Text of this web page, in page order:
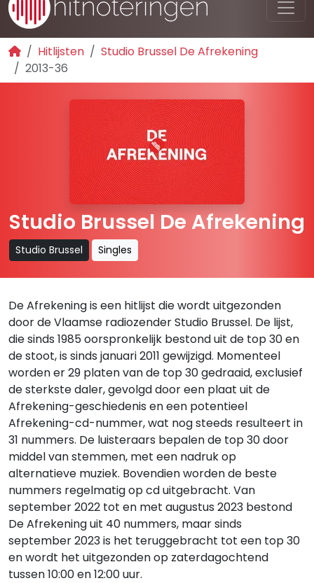
Hitlijsten
Studio Brussel De Afrekening
2013-36
Studio Brussel De Afrekening
Studio Brussel Singles
De Afrekening is een hitlijst die wordt uitgezonden
door de Vlaamse radiozender Studio Brussel. De lijst,
die sinds 1985 oorspronkelijk bestond uit de top 30 en
de stoot, is sinds januari 2011 gewijzigd. Momenteel
worden er 29 platen van de top 30 gedraaid, exclusief
de sterkste daler, gevolgd door een plaat uit de
Afrekening-geschiedenis en een potentieel
Afrekening-cd-nummer, wat nog steeds resulteert in
31 nummers. De luisteraars bepalen de top 30 door
middel van stemmen, met een nadruk op
alternatieve muziek. Bovendien worden de beste
nummers regelmatig op cd uitgebracht. Van
september 2022 tot en met augustus 2023 bestond
De Afrekening uit 40 nummers, maar sinds
september 2023 is het teruggebracht tot een top 30
en wordt het uitgezonden op zaterdagochtend
tussen 10:00 en 12:00 uur.